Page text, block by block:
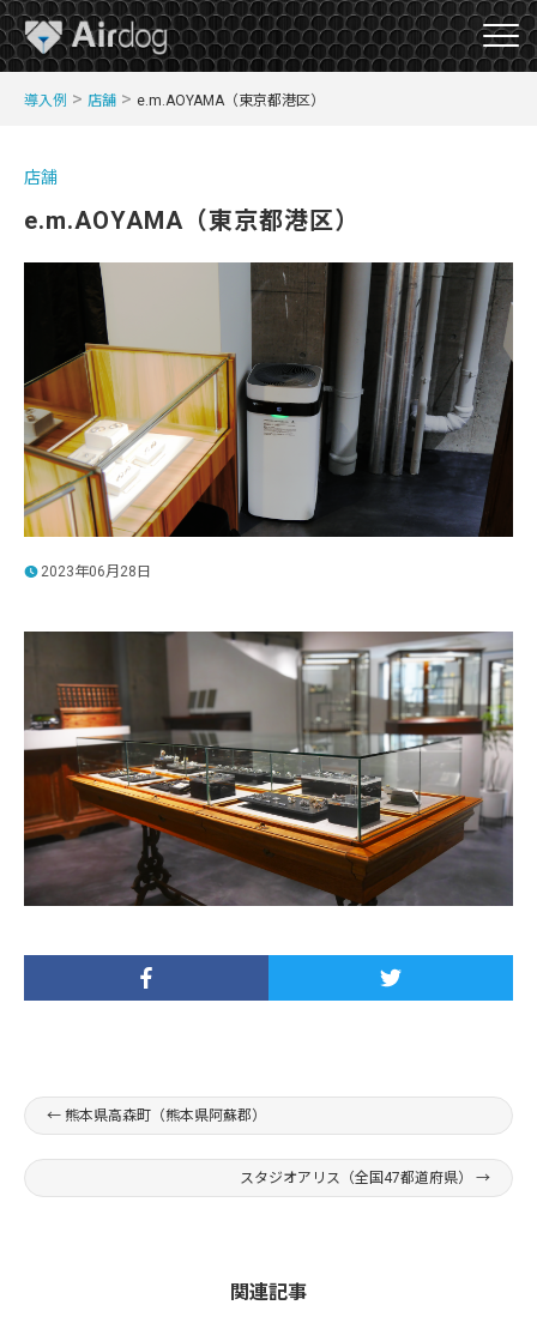
導入例 > 店舗 > e.m.AOYAMA（東京都港区）
店舗
e.m.AOYAMA（東京都港区）
2023年06月28日
← 熊本県高森町（熊本県阿蘇郡）
スタジオアリス（全国47都道府県） →
関連記事